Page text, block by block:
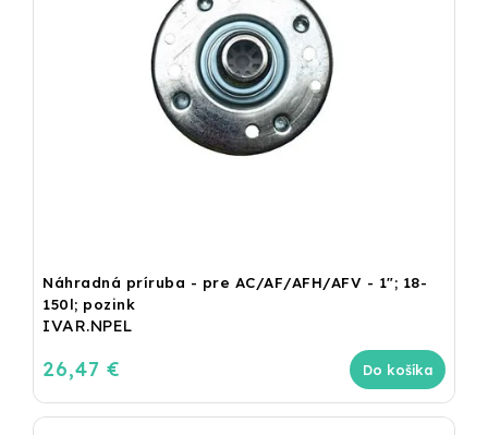
Náhradná príruba - pre AC/AF/AFH/AFV - 1"; 18-
150l; pozink
IVAR.NPEL
26,47 € Do košíka